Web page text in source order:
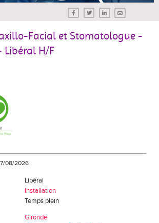
Facial et Stomatologue -
Libéral H/F
08/2026
Libéral
Installation
Temps plein
Gironde